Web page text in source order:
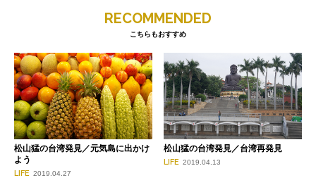
RECOMMENDED
こちらもおすすめ
松山猛の台湾発見／元気島に出かけ
よう
LIFE 2019.04.27
松山猛の台湾発見／台湾再発見
LIFE 2019.04.13